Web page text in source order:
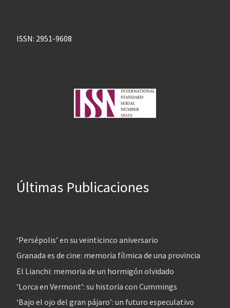
ISSN: 2951-9608
Últimas Publicaciones
‘Persépolis’ en su veinticinco aniversario
Granada es de cine: memoria fílmica de una provincia
El Lianchi: memoria de un hormigón olvidado
‘Lorca en Vermont’: su historia con Cummings
‘Bajo el ojo del gran pájaro’: un futuro especulativo